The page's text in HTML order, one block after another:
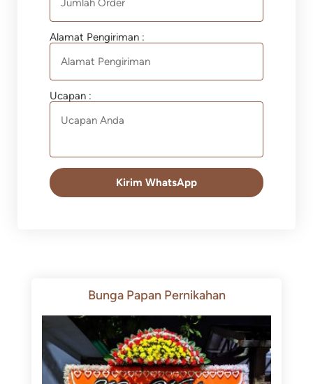
Alamat Pengiriman :
Ucapan :
Kirim WhatsApp
Bunga Papan Pernikahan